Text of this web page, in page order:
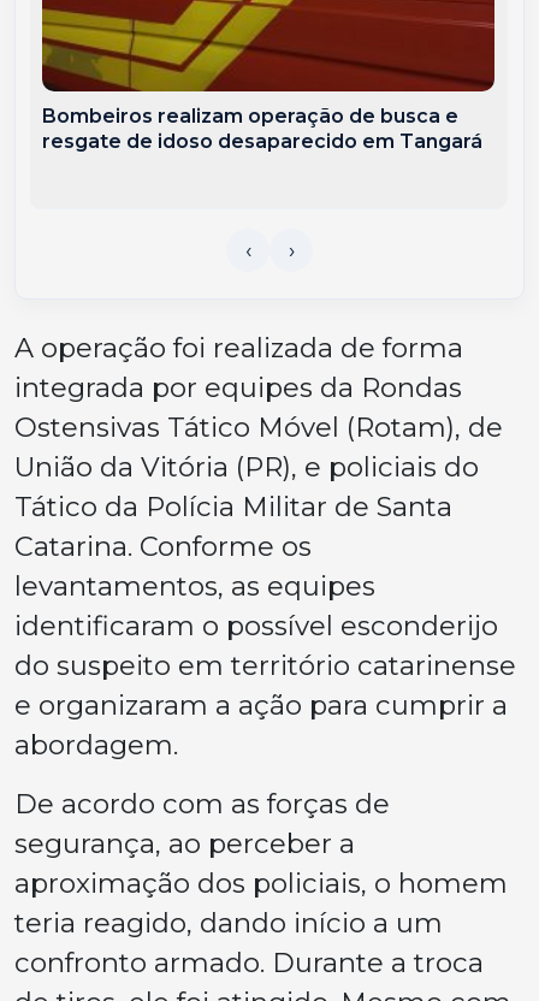
Bombeiros realizam operação de busca e
resgate de idoso desaparecido em Tangará
A operação foi realizada de forma
integrada por equipes da Rondas
Ostensivas Tático Móvel (Rotam), de
União da Vitória (PR), e policiais do
Tático da Polícia Militar de Santa
Catarina. Conforme os
levantamentos, as equipes
identificaram o possível esconderijo
do suspeito em território catarinense
e organizaram a ação para cumprir a
abordagem.
De acordo com as forças de
segurança, ao perceber a
aproximação dos policiais, o homem
teria reagido, dando início a um
confronto armado. Durante a troca